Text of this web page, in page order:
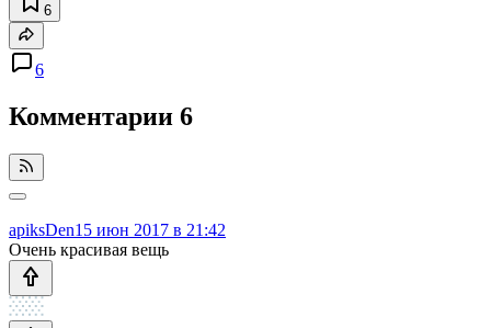
6
6
Комментарии 6
apiksDen15 июн 2017 в 21:42
Очень красивая вещь